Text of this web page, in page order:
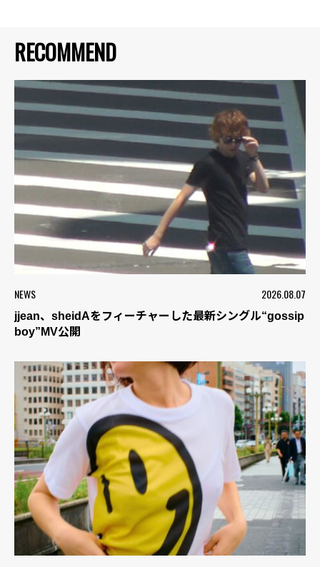
RECOMMEND
NEWS 2026.08.07
jjean、sheidAをフィーチャーした最新シングル“gossip
boy”MV公開